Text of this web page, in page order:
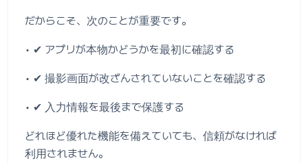
だからこそ、次のことが重要です。
• ✔ アプリが本物かどうかを最初に確認する
• ✔ 撮影画面が改ざんされていないことを確認する
• ✔ 入力情報を最後まで保護する
どれほど優れた機能を備えていても、信頼がなければ
利用されません。